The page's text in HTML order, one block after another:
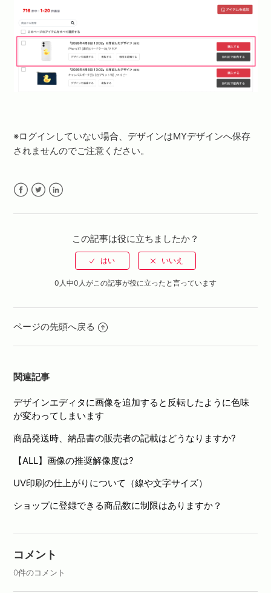
※ログインしていない場合、デザインはMYデザインへ保存
されませんのでご注意ください。
この記事は役に立ちましたか？
0人中0人がこの記事が役に立ったと言っています
ページの先頭へ戻る
関連記事
デザインエディタに画像を追加すると反転したように色味
が変わってしまいます
商品発送時、納品書の販売者の記載はどうなりますか?
【ALL】画像の推奨解像度は?
UV印刷の仕上がりについて（線や文字サイズ）
ショップに登録できる商品数に制限はありますか？
コメント
0件のコメント